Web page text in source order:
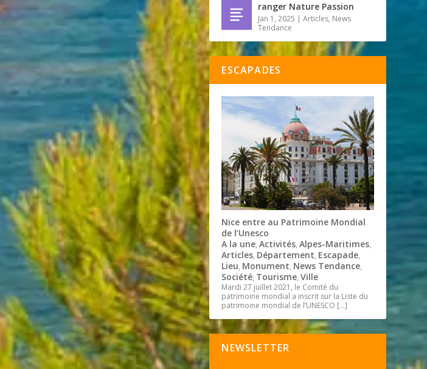
ranger Nature Passion
Jan 1, 2025 |Articles, News
Tendance
ESCAPADES
Nice entre au Patrimoine Mondial
de l’Unesco
A la une,Activités,Alpes-Maritimes,
Articles, Département, Escapade,
Lieu, Monument, News Tendance,
Société, Tourisme,Ville
Mardi 27 juillet 2021, le Comité du
patrimoine mondial a inscrit sur la Liste du
patrimoine mondial de l’UNESCO […]
NEWSLETTER